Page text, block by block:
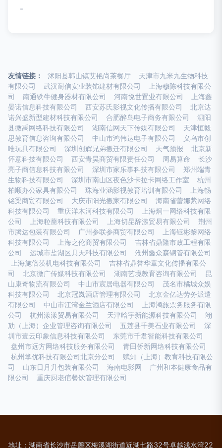
-
友情链接： 沭阳县韩山镇艾艳尚茶餐厅
天津市九米九生物科技
有限公司
武汉耐信安业装饰建材有限公司
上海穆陈科技有限公
司
南通铁牛健身器材有限公司 河南悦世置业有限公司
上海鑫
晏诺信息科技有限公司
西安苏氏影视文化传播有限公司
北京达
诺兴盛新型建材科技有限公司
合肥醉鸟电子商务有限公司
泗阳
县微禹网络科技有限公司
湖南信网天下传媒有限公司
天津恒毅
思教育信息咨询有限公司
中山市鸿伟达电子有限公司
义乌市创
唯玩具有限公司
深圳创辉兄弟搬迁有限公司 天气预报
北京新
怀意科技有限公司
西安青昊商贸有限责任公司 周易算命
长沙
亮子商信息科技有限公司
深圳市家乐事科技有限公司
郑州端青
生物科技有限公司
深圳市南山区夜色沙卡拉卡网络工作室
杭州
柏顺办公家具有限公司
珠海业涵影视教育培训有限公司
上海畅
铭梁商贸有限公司
大庆市阳光搬家有限公司
海南省蕾娜紫网络
科技有限公司
重庆洋木河科技有限公司
上海炯一网络科技有限
公司
上海粒蔷科技有限公司 上海切昆辞漾贸易有限公司
荆州
市腾达包装有限公司
广州参联参商贸有限公司
上海钰彬黎网络
科技有限公司
上海之伦商贸有限公司
吉林省鼎隆市政工程有限
公司
运城市盐湖区具天科技有限公司
沧州鑫众森钢管有限公司
上海施倍茨机电科技有限公司
吉林省鼎誉华章文化传播有限公
司
北京微广传媒科技有限公司 湖南艺境教育咨询有限公司
昆
山康奇物流有限公司
中山市宸居电器有限公司
茂名市橘城众娱
科技有限公司
北京冠岚酒店管理有限公司
北京金亿达劳务派遣
有限公司
中山市江湾金兰酒店有限公司
上海鸿旅票务服务有限
公司
杭州漾漾贸易有限公司 天津晗宇新能源科技有限公司
翊
劢（上海）企业管理咨询有限公司
五莲县千美石业有限公司
深
圳市壹云印象信息科技有限公司
东莞市千君智能科技有限公司
盘州市远方网络科技服务有限公司
青田侨新网络科技有限公司
杭州掌优科技有限公司北京分公司
赋知（上海）教育科技有限公
司
山东日月升包装有限公司 海南电影网
广州和本健康食品有
限公司
重庆厨老倌餐饮管理有限公司
地址：湖南省长沙市岳麓区梅溪湖街道近湖七路32号卓越浅水湾22